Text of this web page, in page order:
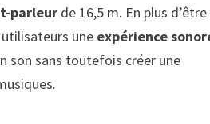
parleur de 16,5 m. En plus d’être
utilisateurs une expérience
son sans toutefois créer une